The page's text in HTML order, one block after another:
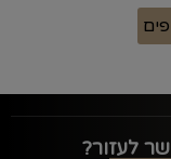
לעזור?